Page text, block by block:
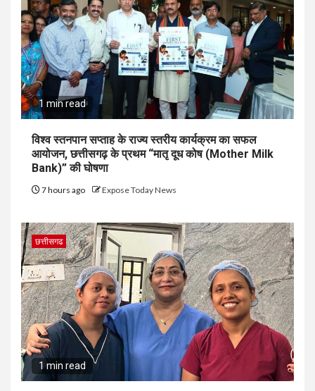
1 min read
विश्व स्तनपान सप्ताह के राज्य स्तरीय कार्यक्रम का सफल
आयोजन, छत्तीसगढ़ के प्रथम “मातृ दूध कोष (Mother Milk
Bank)” की घोषणा
7 hours ago Expose Today News
छत्तीसगढ
1 min read